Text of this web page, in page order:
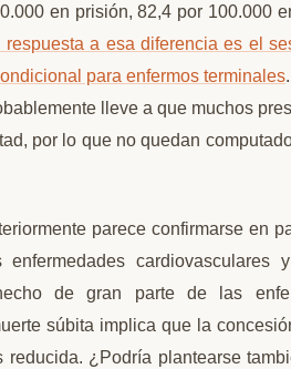
en prisión, 82,4 por 100.000
respuesta a esa diferencia es el
para enfermos terminales
lleve a que muchos
por lo que no quedan
parece confirmarse en
enfermedades cardiovasculares
de gran parte de las
súbita implica que la
reducida. ¿Podría plantearse